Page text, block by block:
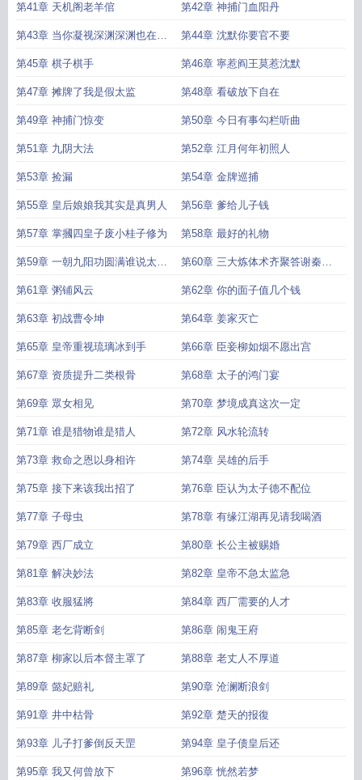
第41章 天机阁老羊倌 第42章 神捕门血阳丹
第43章 当你凝视深渊深渊也在凝
视你
第44章 沈默你要官不要
第45章 棋子棋手 第46章 寧惹阎王莫惹沈默
第47章 摊牌了我是假太监 第48章 看破放下自在
第49章 神捕门惊变 第50章 今日有事勾栏听曲
第51章 九阴大法 第52章 江月何年初照人
第53章 捡漏 第54章 金牌巡捕
第55章 皇后娘娘我其实是真男人 第56章 爹给儿子钱
第57章 掌摑四皇子废小桂子修为 第58章 最好的礼物
第59章 一朝九阳功圆满谁说太监
不风流
第60章 三大炼体术齐聚答谢秦江
月
第61章 粥铺风云 第62章 你的面子值几个钱
第63章 初战曹令坤 第64章 姜家灭亡
第65章 皇帝重视琉璃冰到手 第66章 臣妾柳如烟不愿出宫
第67章 资质提升二类根骨 第68章 太子的鸿门宴
第69章 眾女相见 第70章 梦境成真这次一定
第71章 谁是猎物谁是猎人 第72章 风水轮流转
第73章 救命之恩以身相许 第74章 吴雄的后手
第75章 接下来该我出招了 第76章 臣认为太子德不配位
第77章 子母虫 第78章 有缘江湖再见请我喝酒
第79章 西厂成立 第80章 长公主被赐婚
第81章 解决妙法 第82章 皇帝不急太监急
第83章 收服猛將 第84章 西厂需要的人才
第85章 老乞背断剑 第86章 闹鬼王府
第87章 柳家以后本督主罩了 第88章 老丈人不厚道
第89章 懿妃赔礼 第90章 沧澜断浪剑
第91章 井中枯骨 第92章 楚天的报復
第93章 儿子打爹倒反天罡 第94章 皇子债皇后还
第95章 我又何曾放下 第96章 恍然若梦